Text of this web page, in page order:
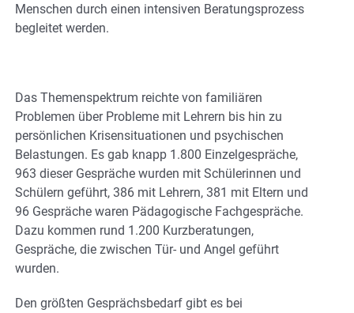
Menschen durch einen intensiven Beratungsprozess
begleitet werden.
Das Themenspektrum reichte von familiären
Problemen über Probleme mit Lehrern bis hin zu
persönlichen Krisensituationen und psychischen
Belastungen. Es gab knapp 1.800 Einzelgespräche,
963 dieser Gespräche wurden mit Schülerinnen und
Schülern geführt, 386 mit Lehrern, 381 mit Eltern und
96 Gespräche waren Pädagogische Fachgespräche.
Dazu kommen rund 1.200 Kurzberatungen,
Gespräche, die zwischen Tür- und Angel geführt
wurden.
Den größten Gesprächsbedarf gibt es bei